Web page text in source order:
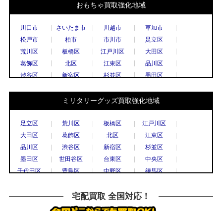
おもちゃ買取強化地域
川口市 さいたま市 川越市
草加市
松戸市
柏市 市川市
足立区
荒川区
板橋区 江戸川区
大田区
葛飾区
北区 江東区
品川区
渋谷区
新宿区 杉並区
墨田区
中野区 練馬区
文京区
港区
目黒区 国立市
小金井市
国分寺市
小平市 立川市
調布市
西東京市
八王子市 東村山市
日野市
府中市
三鷹市 武蔵野市
上尾市
春日部市
久喜市 熊谷市
越谷市
秩父市
所沢市 戸田市
新座市
鎌倉市 川崎市
相模原市
横須賀市 横浜市
宇都宮市
ミリタリーグッズ買取強化地域
足立区 荒川区 板橋区
江戸川区
大田区
葛飾区 北区
江東区
品川区
渋谷区 新宿区
杉並区
墨田区
世田谷区 台東区
中央区
千代田区
豊島区 中野区
練馬区
横浜市
川崎市 川口市
越谷市
戸田市 さいたま市
所沢市
宅配買取 全国対応！